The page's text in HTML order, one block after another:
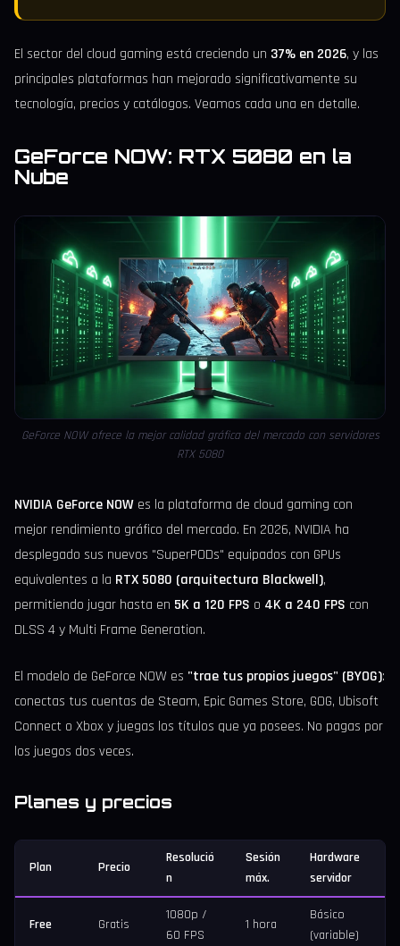
El sector del cloud gaming está creciendo un 37% en 2026, y las
principales plataformas han mejorado significativamente su
tecnología, precios y catálogos. Veamos cada una en detalle.
GeForce NOW: RTX 5080 en la
Nube
GeForce NOW ofrece la mejor calidad gráfica del mercado con servidores
RTX 5080
NVIDIA GeForce NOW es la plataforma de cloud gaming con
mejor rendimiento gráfico del mercado. En 2026, NVIDIA ha
desplegado sus nuevos "SuperPODs" equipados con GPUs
equivalentes a la RTX 5080 (arquitectura Blackwell),
permitiendo jugar hasta en 5K a 120 FPS o 4K a 240 FPS con
DLSS 4 y Multi Frame Generation.
El modelo de GeForce NOW es "trae tus propios juegos" (BYOG):
conectas tus cuentas de Steam, Epic Games Store, GOG, Ubisoft
Connect o Xbox y juegas los títulos que ya posees. No pagas por
los juegos dos veces.
Planes y precios
Plan Precio
Resolució
n
Sesión
máx.
Hardware
servidor
Free Gratis
1080p /
60 FPS
1 hora
Básico
(variable)